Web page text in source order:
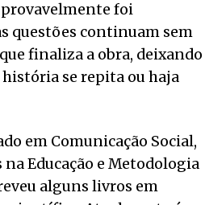
provavelmente foi
questões continuam sem
finaliza a obra, deixando
se repita ou haja
em Comunicação Social,
Educação e Metodologia
alguns livros em